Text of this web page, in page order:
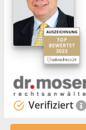
Verifiziert